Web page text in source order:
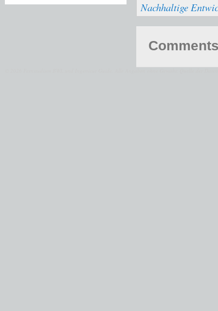
Nachhaltige